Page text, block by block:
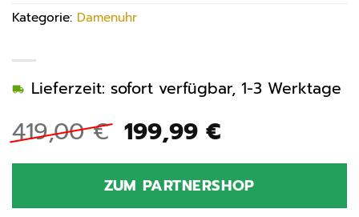
419,00€ Ursprünglicher
Preis
war:
419,00 €
199,99 €Aktueller
ist:
199,99 €.
Lieferzeit: sofort verfügbar, 1-3 Werktage
ZUM PARTNERSHOP
Kategorie: Damenuhr